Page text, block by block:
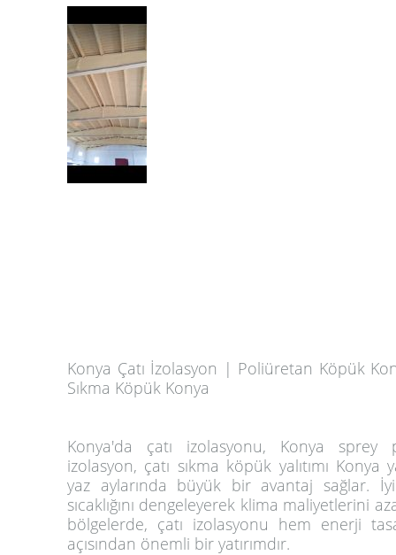
Konya Çatı İzolasyon | Poliüretan Köpük
Sıkma Köpük Konya
Konya'da çatı izolasyonu, Konya sprey
izolasyon, çatı sıkma köpük yalıtımı Konya
yaz aylarında büyük bir avantaj sağlar.
sıcaklığını dengeleyerek klima maliyetlerini
bölgelerde, çatı izolasyonu hem enerji
açısından önemli bir yatırımdır.